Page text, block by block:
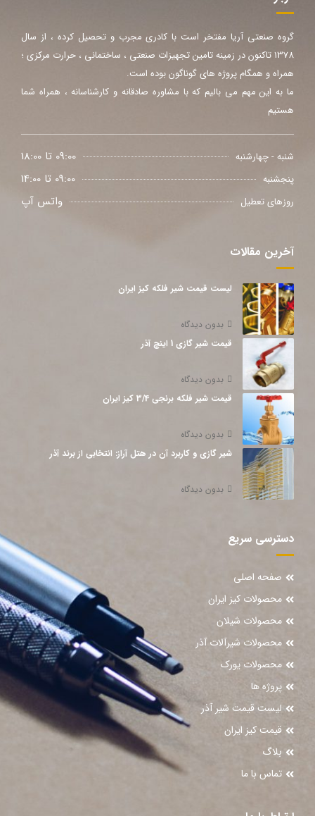
گروه صنعتی آریا مفتخر است با کادری مجرب و تحصیل کرده ، از سال
1378 تاکنون در زمینه تامین تجهیزات صنعتی ، ساختمانی ، حرارت مرکزی ؛
همراه و همگام پروژه های گوناگون بوده است.
ما به این مهم می بالیم که با مشاوره صادقانه و کارشناسانه ، همراه شما
هستیم
شنبه - چهارشنبه 09:00 تا 18:00
پنجشنبه 09:00 تا 14:00
روزهای تعطیل واتس آپ
آخرین مقالات
لیست قیمت شیر فلکه کیز ایران
بدون دیدگاه
قیمت شیر گازی 1 اینچ آذر
بدون دیدگاه
قیمت شیر فلکه برنجی 3/4 کیز ایران
بدون دیدگاه
شیر گازی و کاربرد آن در هتل آراز: انتخابی از برند آذر
بدون دیدگاه
دسترسی سریع
صفحه اصلی
محصولات کیز ایران
محصولات شیلان
محصولات شیرآلات آذر
محصولات یورک
پروژه ها
لیست قیمت شیر آذر
قیمت کیز ایران
بلاگ
تماس با ما